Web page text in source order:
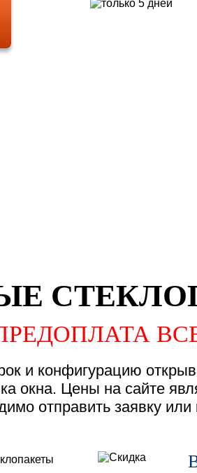
и конфигурацию
окна. Цены на сайте
отправить заявку